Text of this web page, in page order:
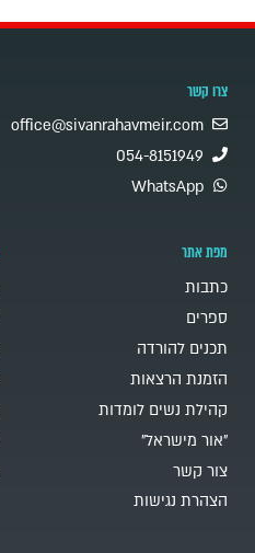
צרו קשר
office@sivanrahavmeir.com
054-8151949
WhatsApp
מפת אתר
כתבות
ספרים
תכנים להורדה
הזמנת הרצאות
קהילת נשים לומדות
"אור מישראל"
צור קשר
הצהרת נגישות